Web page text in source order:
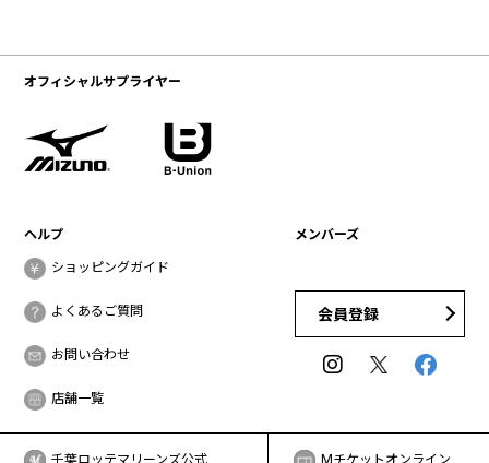
オフィシャルサプライヤー
ヘルプ
ショッピングガイド
よくあるご質問
お問い合わせ
店舗一覧
メンバーズ
会員登録
千葉ロッテマリーンズ公式 Mチケットオンライン